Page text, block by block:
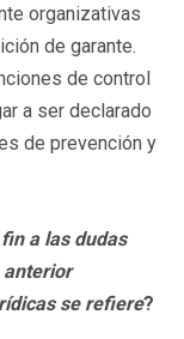
organizativas
de garante.
de control
a ser declarado
de prevención y
a las dudas
anterior
se refiere?